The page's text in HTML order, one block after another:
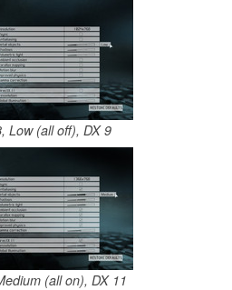
Low (all off), DX 9
(all on), DX 11